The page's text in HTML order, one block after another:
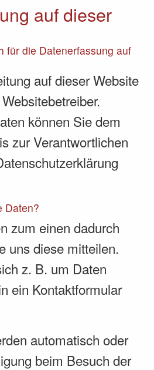
auf dieser
für die Datenerfassung auf
auf dieser Website
können Sie dem
zur Verantwortlichen
Daten?
zum einen dadurch
uns diese mitteilen.
z. B. um Daten
ein Kontaktformular
automatisch oder
beim Besuch der